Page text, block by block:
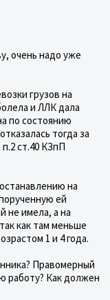
очень надо уже
грузов на
и ЛЛК дала
по состоянию
тогда за
ст.40 КЗпП
на
ей
не имела, а на
как там меньше
1 и 4 года.
Правомерный
работу? Как должен